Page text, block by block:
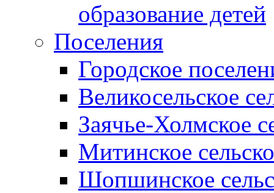
образование детей
Поселения
Городское
Великосельское
Заячье-Холмское
Митинское
Шопшинское